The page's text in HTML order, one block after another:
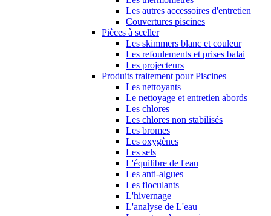
Les autres accessoires d'entretien
Couvertures piscines
Pièces à sceller
Les skimmers blanc et couleur
Les refoulements et prises balai
Les projecteurs
Produits traitement pour Piscines
Les nettoyants
Le nettoyage et entretien abords
Les chlores
Les chlores non stabilisés
Les bromes
Les oxygènes
Les sels
L'équilibre de l'eau
Les anti-algues
Les floculants
L'hivernage
L'analyse de L'eau